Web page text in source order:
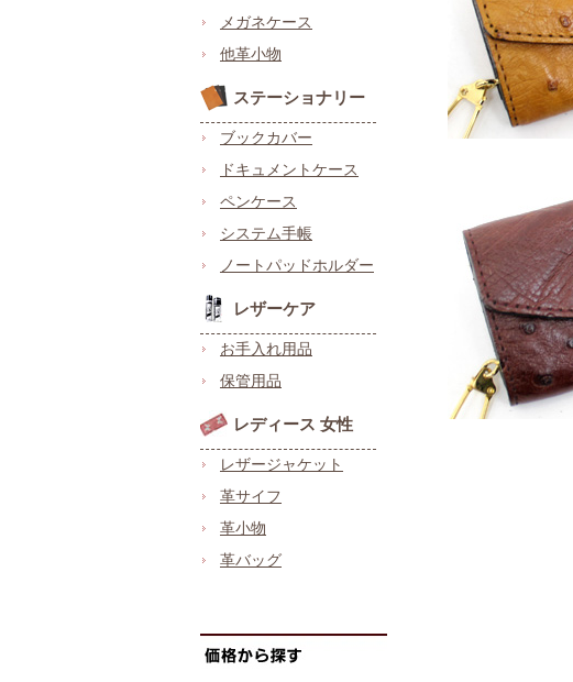
メガネケース
他革小物
ステーショナリー
ブックカバー
ドキュメントケース
ペンケース
システム手帳
ノートパッドホルダー
レザーケア
お手入れ用品
保管用品
レディース 女性
レザージャケット
革サイフ
革小物
革バッグ